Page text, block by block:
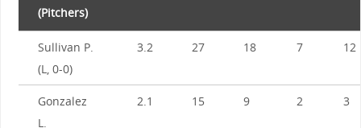
(Pitchers)
Sullivan P.
(L, 0-0)
3.2 27 18 7 12
Gonzalez
L.
2.1 15 9 2 3